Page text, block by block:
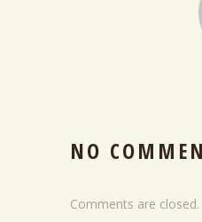
NO
Comments are closed.